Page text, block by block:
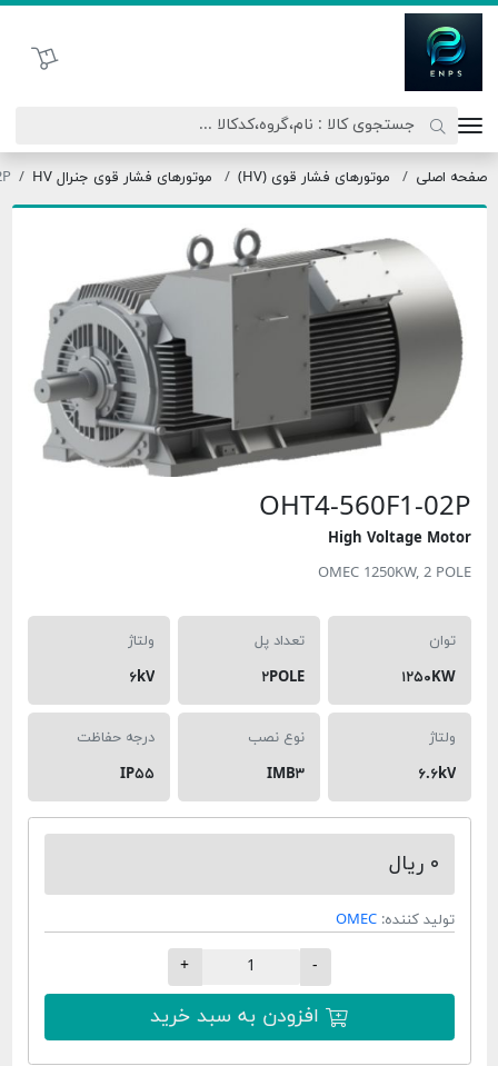
نیروی پیشگام صنعت
موتورهای فشار قوی (HV) موتورهای فشار قوی جنرال HV OHT4-560F1-02P
OHT4-
High
OMEC
۲POLE
درجه حفاظت
OMEC
افزودن به سبد خرید